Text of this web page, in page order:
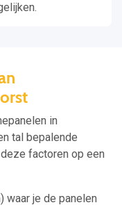
in
tal bepalende
factoren op een
waar je de panelen